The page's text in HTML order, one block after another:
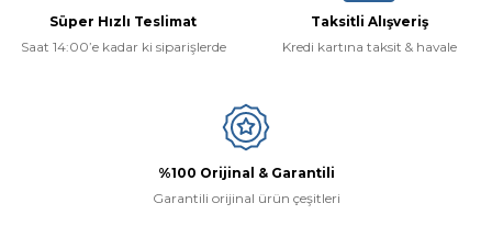
Gönder
Süper Hızlı Teslimat
Saat 14:00’e kadar ki siparişlerde
Taksitli Alışveriş
Kredi kartına taksit & havale
%100 Orijinal & Garantili
Garantili orijinal ürün çeşitleri